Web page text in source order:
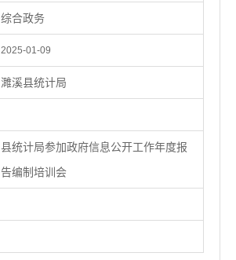
综合政务
2025-01-09
濉溪县统计局
县统计局参加政府信息公开工作年度报
告编制培训会